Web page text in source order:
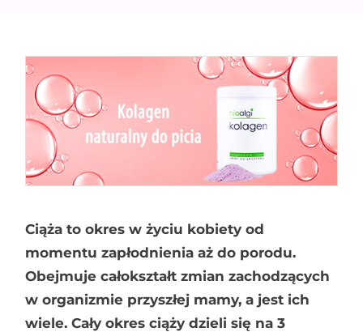
Ciąża to okres w życiu kobiety od
momentu zapłodnienia aż do porodu.
Obejmuje całokształt zmian zachodzących
w organizmie przyszłej mamy, a jest ich
wiele. Cały okres ciąży dzieli się na 3